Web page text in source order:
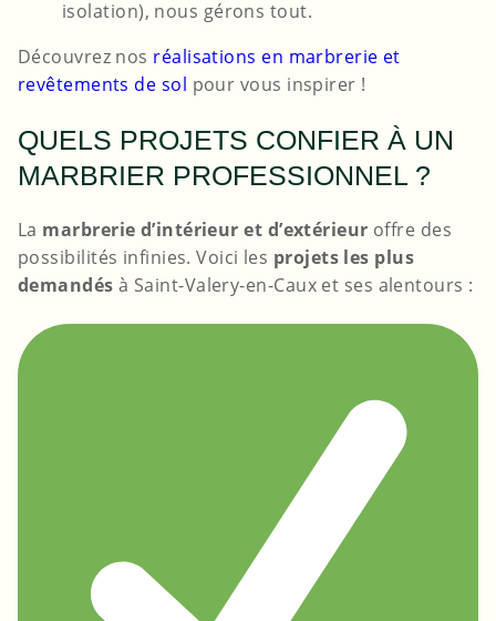
isolation), nous gérons tout.
Découvrez nos réalisations en marbrerie et
revêtements de sol pour vous inspirer !
QUELS PROJETS CONFIER À UN
MARBRIER PROFESSIONNEL ?
La marbrerie d’intérieur et d’extérieur offre des
possibilités infinies. Voici les projets les plus
demandés à Saint-Valery-en-Caux et ses alentours :